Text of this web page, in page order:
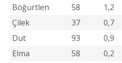
Böğürtlen
58 1,2
Çilek
37 0,7
Dut
93 0,9
Elma
58 0,2